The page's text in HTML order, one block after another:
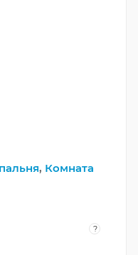
, Комната
?